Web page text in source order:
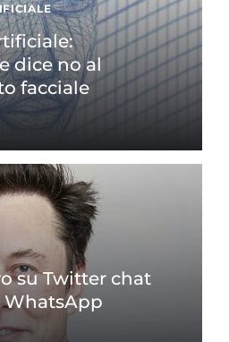
dice no al
facciale
su Twitter chat
WhatsApp